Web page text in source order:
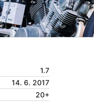
1.7
14. 6. 2017
20+